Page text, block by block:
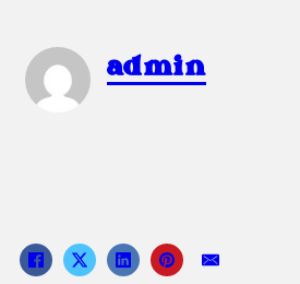
admin